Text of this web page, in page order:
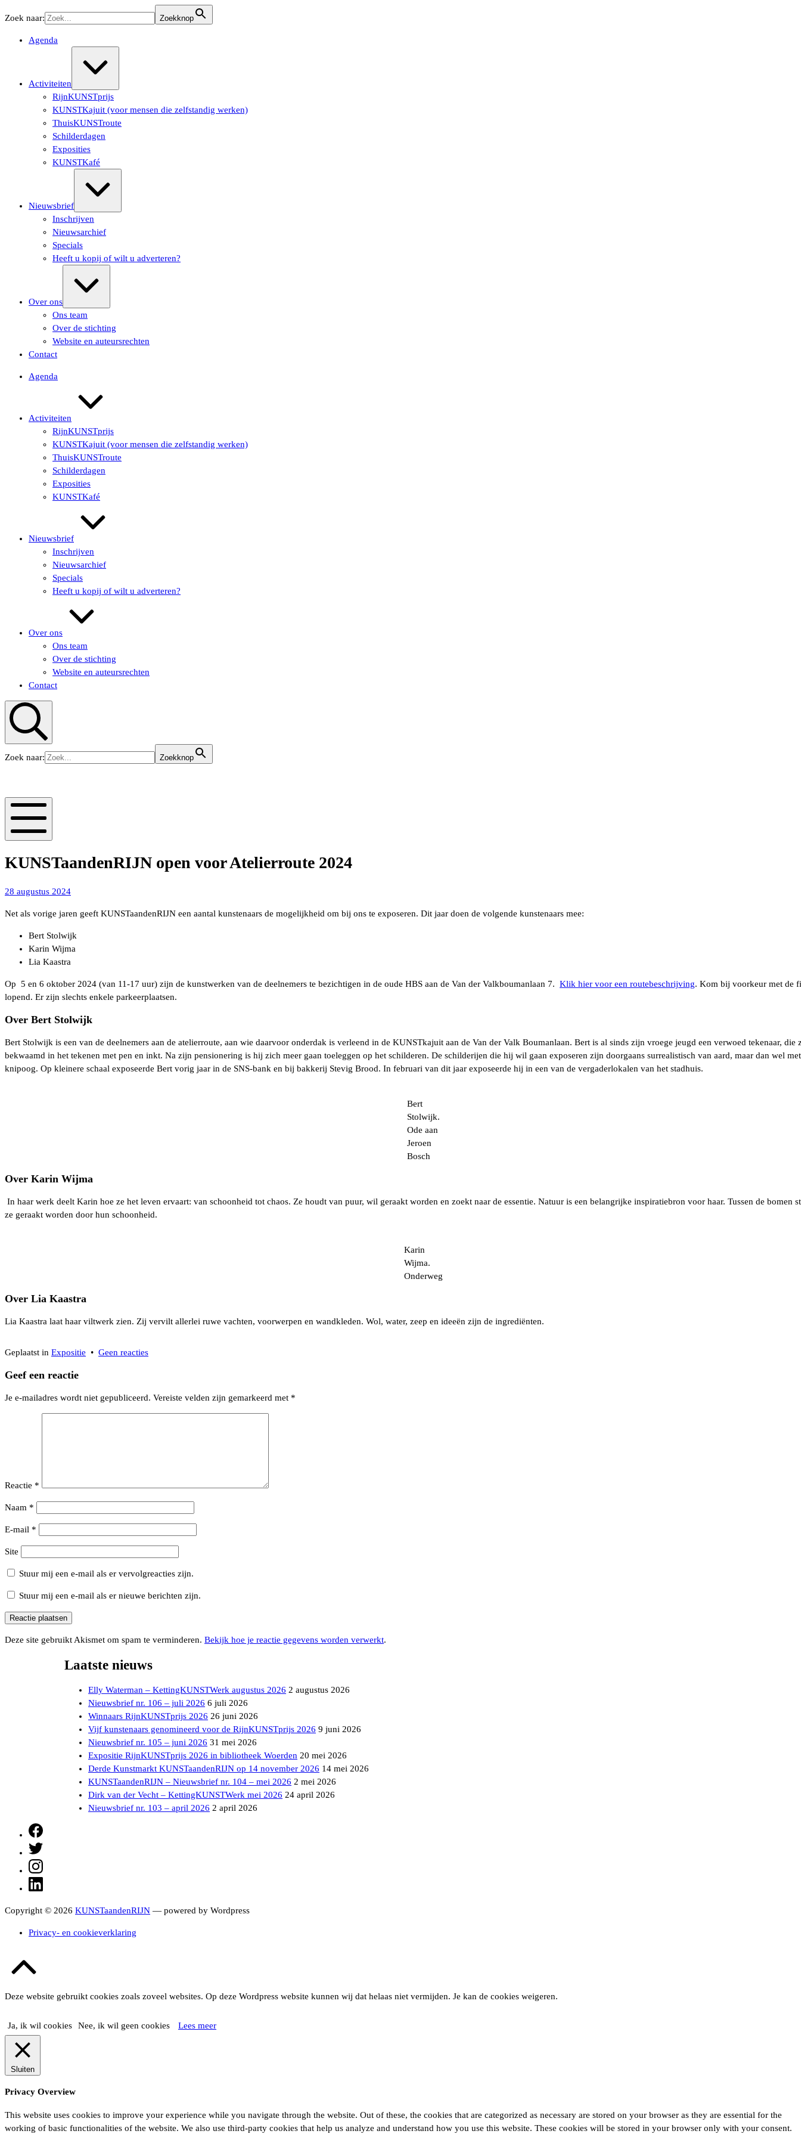
naar
Zoek naar: Zoekknop
Agenda
Activiteiten
RijnKUNSTprijs
KUNSTKajuit (voor mensen die zelfstandig werken)
ThuisKUNSTroute
Schilderdagen
Exposities
KUNSTKafé
Nieuwsbrief
Inschrijven
Nieuwsarchief
Specials
Heeft u kopij of wilt u adverteren?
Over ons
Ons team
Over de stichting
Website en auteursrechten
Contact
Agenda
Activiteiten
RijnKUNSTprijs
KUNSTKajuit (voor mensen die zelfstandig werken)
ThuisKUNSTroute
Schilderdagen
Exposities
KUNSTKafé
Nieuwsbrief
Inschrijven
Nieuwsarchief
Specials
Heeft u kopij of wilt u adverteren?
Over ons
Ons team
Over de stichting
Website en auteursrechten
Contact
Zoeken
Zoek naar: Zoekknop
Mobiel
KUNSTaandenRIJN open voor Atelierroute 2024
28 augustus 20248
2024
Net als vorige jaren geeft KUNSTaandenRIJN een aantal kunstenaars de mogelijkheid om bij ons te exposeren. Dit jaar doen de volgende kunstenaars mee:
Bert Stolwijk
Karin Wijma
Lia Kaastra
Op 5 en 6 oktober 2024 (van 11-17 uur) zijn de kunstwerken van de deelnemers te bezichtigen in de oude HBS aan de Van der Valkboumanlaan 7. Klik hier voor een routebeschrijving. Kom bij voorkeur met de
lopend. Er zijn slechts enkele parkeerplaatsen.
Over Bert Stolwijk
Bert Stolwijk is een van de deelnemers aan de atelierroute, aan wie daarvoor onderdak is verleend in de KUNSTkajuit aan de Van der Valk Boumanlaan. Bert is al sinds zijn vroege jeugd een verwoed tekenaar, die
bekwaamd in het tekenen met pen en inkt. Na zijn pensionering is hij zich meer gaan toeleggen op het schilderen. De schilderijen die hij wil gaan exposeren zijn doorgaans surrealistisch van aard, maar dan wel
knipoog. Op kleinere schaal exposeerde Bert vorig jaar in de SNS-bank en bij bakkerij Stevig Brood. In februari van dit jaar exposeerde hij in een van de vergaderlokalen van het stadhuis.
Bert
Stolwijk.
Ode aan
Jeroen
Bosch
Over Karin Wijma
In haar werk deelt Karin hoe ze het leven ervaart: van schoonheid tot chaos. Ze houdt van puur, wil geraakt worden en zoekt naar de essentie. Natuur is een belangrijke inspiratiebron voor haar. Tussen de bomen
ze geraakt worden door hun schoonheid.
Karin
Wijma.
Onderweg
Over Lia Kaastra
Lia Kaastra laat haar viltwerk zien. Zij vervilt allerlei ruwe vachten, voorwerpen en wandkleden. Wol, water, zeep en ideeën zijn de ingrediënten.
Geplaatst in Expositie • Geen reactiesop
Geef een reactie
Je e-mailadres wordt niet gepubliceerd. Vereiste velden zijn gemarkeerd met *
Reactie *
Naam *
E-mail *
Site
Stuur mij een e-mail als er vervolgreacties zijn.
Stuur mij een e-mail als er nieuwe berichten zijn.
Deze site gebruikt Akismet om spam te verminderen. Bekijk hoe je reactie gegevens worden verwerkt.
Laatste nieuws
Elly Waterman – KettingKUNSTWerk augustus 2026 2 augustus 2026
Nieuwsbrief nr. 106 – juli 2026 6 juli 2026
Winnaars RijnKUNSTprijs 2026 26 juni 2026
Vijf kunstenaars genomineerd voor de RijnKUNSTprijs 2026 9 juni 2026
Nieuwsbrief nr. 105 – juni 2026 31 mei 2026
Expositie RijnKUNSTprijs 2026 in bibliotheek Woerden 20 mei 2026
Derde Kunstmarkt KUNSTaandenRIJN op 14 november 2026 14 mei 2026
KUNSTaandenRIJN – Nieuwsbrief nr. 104 – mei 2026 2 mei 2026
Dirk van der Vecht – KettingKUNSTWerk mei 2026 24 april 2026
Nieuwsbrief nr. 103 – april 2026 2 april 2026
Facebook
Twitter
Instagram
Copyright © 2026 KUNSTaandenRIJN — powered by Wordpress
Privacy- en cookieverklaring
Deze website gebruikt cookies zoals zoveel websites. Op deze Wordpress website kunnen wij dat helaas niet vermijden. Je kan de cookies weigeren.
Ja, ik wil cookies Nee, ik wil geen cookies Lees meer
Sluiten
Privacy Overview
This website uses cookies to improve your experience while you navigate through the website. Out of these, the cookies that are categorized as necessary are stored on your browser as they are essential for the
working of basic functionalities of the website. We also use third-party cookies that help us analyze and understand how you use this website. These cookies will be stored in your browser only with your consent.